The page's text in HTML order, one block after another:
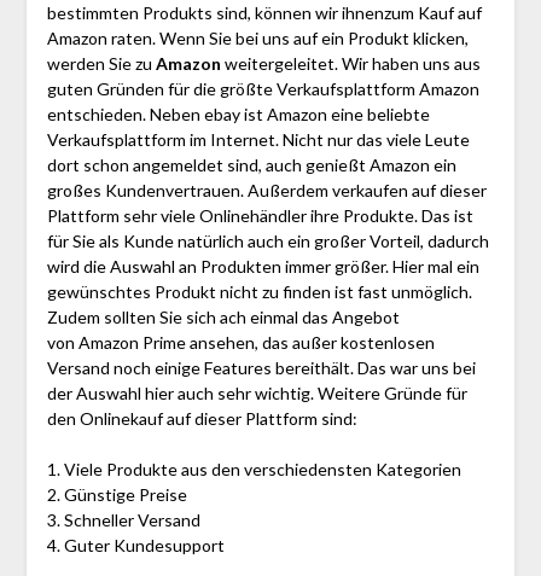
bestimmten Produkts sind, können wir ihnenzum Kauf auf
Amazon raten. Wenn Sie bei uns auf ein Produkt klicken,
werden Sie zu Amazon weitergeleitet. Wir haben uns aus
guten Gründen für die größte Verkaufsplattform Amazon
entschieden. Neben ebay ist Amazon eine beliebte
Verkaufsplattform im Internet. Nicht nur das viele Leute
dort schon angemeldet sind, auch genießt Amazon ein
großes Kundenvertrauen. Außerdem verkaufen auf dieser
Plattform sehr viele Onlinehändler ihre Produkte. Das ist
für Sie als Kunde natürlich auch ein großer Vorteil, dadurch
wird die Auswahl an Produkten immer größer. Hier mal ein
gewünschtes Produkt nicht zu finden ist fast unmöglich.
Zudem sollten Sie sich ach einmal das Angebot
von Amazon Prime ansehen, das außer kostenlosen
Versand noch einige Features bereithält. Das war uns bei
der Auswahl hier auch sehr wichtig. Weitere Gründe für
den Onlinekauf auf dieser Plattform sind:
1. Viele Produkte aus den verschiedensten Kategorien
2. Günstige Preise
3. Schneller Versand
4. Guter Kundesupport